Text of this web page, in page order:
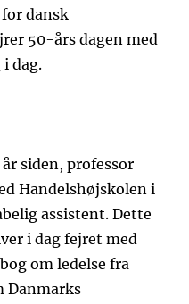
dansk
50-års dagen med
dag.
siden, professor
Handelshøjskolen i
assistent. Dette
i dag fejret med
om ledelse fra
Danmarks